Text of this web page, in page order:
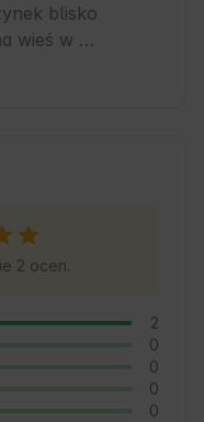
blisko
wieś w
z
i
Zielony
każdego, kto
2 ocen.
2
0
0
0
0